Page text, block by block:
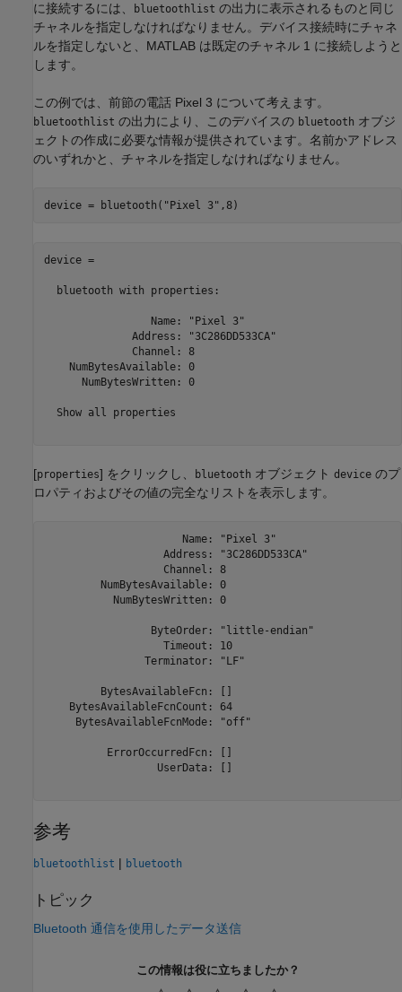
に接続するには、
bluetoothlist の出力に表示されるものと同じ
チャネルを指定しなければなりません。デバイス接続時にチャネ
ルを指定しないと、MATLAB は既定のチャネル 1 に接続しようと
します。
この例では、前節の電話 Pixel 3 について考えます。
bluetoothlist の出力により、このデバイスの bluetooth オブジ
ェクトの作成に必要な情報が提供されています。名前かアドレス
のいずれかと、チャネルを指定しなければなりません。
device = bluetooth( "Pixel 3" ,8)
device =
  bluetooth with properties:
                 Name: "Pixel 3"
              Address: "3C286DD533CA"
              Channel: 8
    NumBytesAvailable: 0
      NumBytesWritten: 0
  Show all properties
[properties] をクリックし、 bluetooth オブジェクト device のプ
ロパティおよびその値の完全なリストを表示します。
                      Name: "Pixel 3"
                   Address: "3C286DD533CA"
                   Channel: 8
         NumBytesAvailable: 0
           NumBytesWritten: 0
                 ByteOrder: "little-endian"
                   Timeout: 10
                Terminator: "LF"
         BytesAvailableFcn: []
    BytesAvailableFcnCount: 64
     BytesAvailableFcnMode: "off"
          ErrorOccurredFcn: []
                  UserData: []
参考
bluetoothlist | bluetooth
トピック
Bluetooth 通信を使用したデータ送信
この情報は役に立ちましたか？